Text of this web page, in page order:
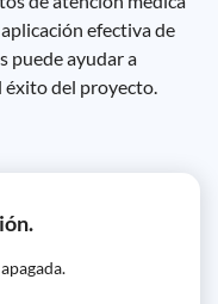
efectiva de
puede ayudar a
éxito del proyecto.